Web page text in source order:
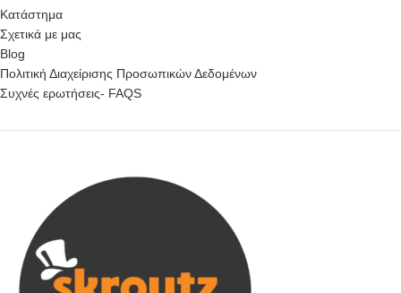
Κατάστημα
Σχετικά με μας
Blog
Πολιτική Διαχείρισης Προσωπικών Δεδομένων
Συχνές ερωτήσεις- FAQS